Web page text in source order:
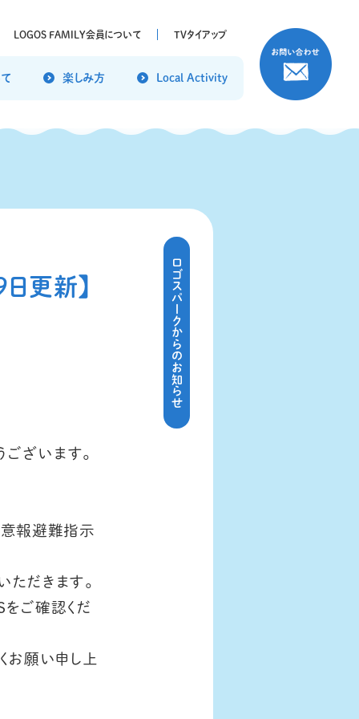
LOGOS FAMILY会員について TVタイアップ
楽しみ方 Local Activity
更新】 ロゴスパークからのお知らせ
ございます。
意報避難指示
ただきます。
をご確認くだ
お願い申し上